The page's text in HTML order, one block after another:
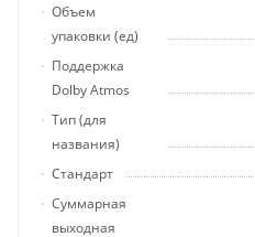
Объем
упаковки (ед)
Поддержка
Dolby Atmos
Тип (для
названия)
Стандарт
Суммарная
выходная